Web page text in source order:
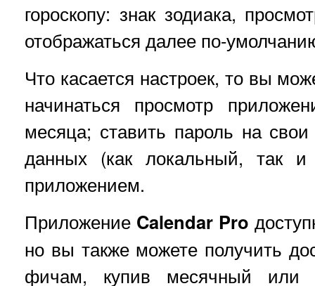
гороскопу: знак зодиака,
отображаться далее по-
Что касается настроек, то вы
начинаться просмотр
месяца; ставить пароль на
данных (как локальный, так
приложением.
Приложение Calendar Pro
но вы также можете получить
фичам, купив месячный или